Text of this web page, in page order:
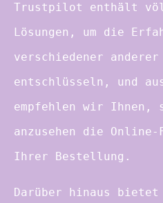
Trustpilot enthält
Lösungen, um die
verschiedener
entschlüsseln, und
empfehlen wir Ihnen,
anzusehen die Online-
Ihrer Bestellung.
Darüber hinaus bietet